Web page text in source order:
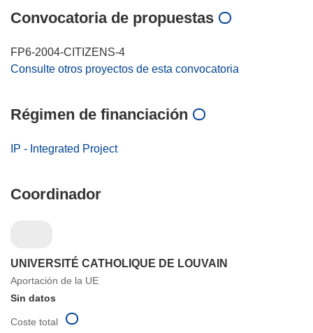
Convocatoria de propuestas
FP6-2004-CITIZENS-4
Consulte otros proyectos de esta convocatoria
Régimen de financiación
IP - Integrated Project
Coordinador
UNIVERSITÉ CATHOLIQUE DE LOUVAIN
Aportación de la UE
Sin datos
Coste total